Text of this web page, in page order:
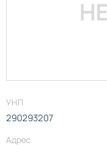
УНП
290293207
Адрес